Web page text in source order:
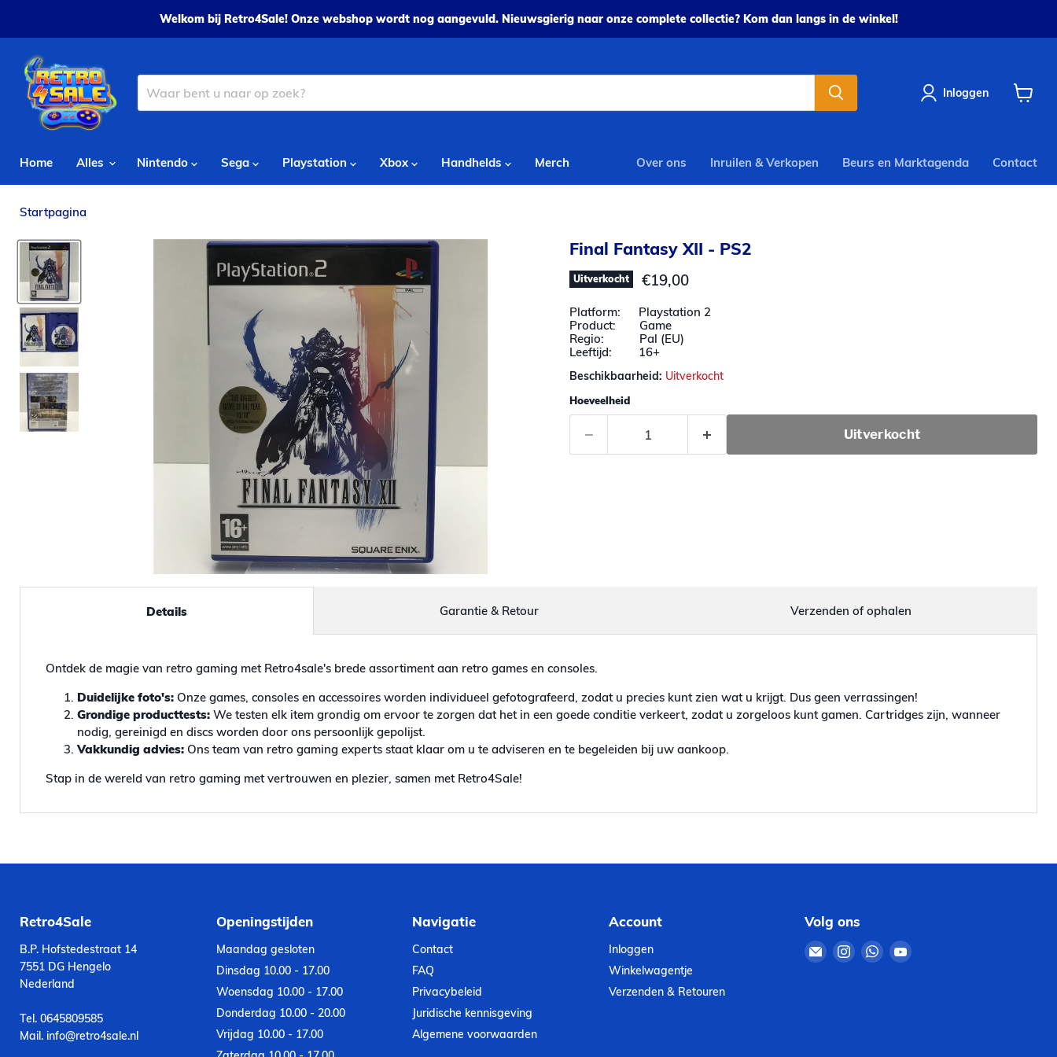
Welkom bij Retro4Sale! Onze webshop wordt nog aangevuld. Nieuwsgierig naar onze complete collectie? Kom dan langs in de winkel!
Inloggen
Home Alles Nintendo Sega Playstation Xbox Handhelds Merch Over ons Inruilen & Verkopen Beurs en Marktagenda Contact
Startpagina
Final Fantasy XII - PS2
Uitverkocht Huidige prijs
€19,00
Platform: Playstation 2
Product: Game
Regio: Pal (EU)
Leeftijd: 16+
Beschikbaarheid: Uitverkocht
Hoeveelheid
Uitverkocht
Details
Ontdek de magie van retro gaming met Retro4sale's brede assortiment aan retro games en consoles.
Duidelijke foto's: Onze games, consoles en accessoires worden individueel gefotografeerd, zodat u precies kunt zien wat u krijgt. Dus geen verrassingen!
Grondige producttests: We testen elk item grondig om ervoor te zorgen dat het in een goede conditie verkeert, zodat u zorgeloos kunt gamen. Cartridges zijn, wanneer
nodig, gereinigd en discs worden door ons persoonlijk gepolijst.
Vakkundig advies: Ons team van retro gaming experts staat klaar om u te adviseren en te begeleiden bij uw aankoop.
Stap in de wereld van retro gaming met vertrouwen en plezier, samen met Retro4Sale!
Garantie & Retour Verzenden of ophalen
Retro4Sale
B.P. Hofstedestraat 14
7551 DG Hengelo
Nederland
Tel. 0645809585
Mail. info@retro4sale.nl
Openingstijden
Maandag gesloten
Dinsdag 10.00 - 17.00
Woensdag 10.00 - 17.00
Donderdag 10.00 - 20.00
Vrijdag 10.00 - 17.00
Navigatie
Contact
FAQ
Privacybeleid
Juridische kennisgeving
Algemene voorwaarden
Account
Inloggen
Winkelwagentje
Verzenden & Retouren
Volg ons
Email
Retro4Sale
Vind
ons
Vind
ons
Vind